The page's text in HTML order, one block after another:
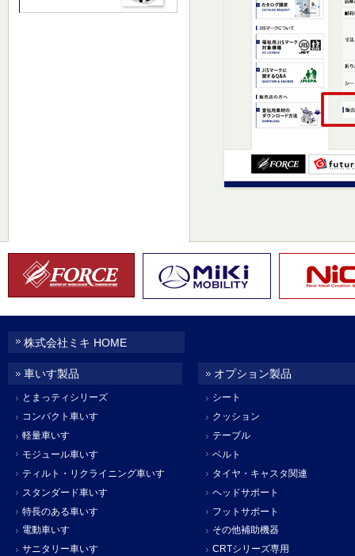
株式会社ミキ HOME
車いす製品
とまっティシリーズ
コンパクト車いす
軽量車いす
モジュール車いす
ティルト・リクライニング車いす
スタンダード車いす
特長のある車いす
電動車いす
サニタリー車いす
オプション製品
シート
クッション
テーブル
ベルト
タイヤ・キャスタ関連
ヘッドサポート
フットサポート
その他補助機器
CRTシリーズ専用